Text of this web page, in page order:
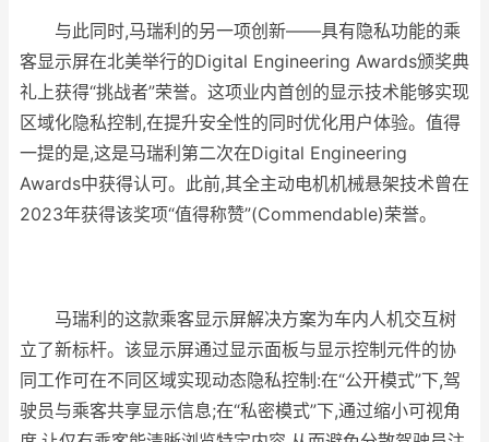
与此同时,马瑞利的另一项创新——具有隐私功能的乘
客显示屏在北美举行的Digital Engineering Awards颁奖典
礼上获得“挑战者”荣誉。这项业内首创的显示技术能够实现
区域化隐私控制,在提升安全性的同时优化用户体验。值得
一提的是,这是马瑞利第二次在Digital Engineering
Awards中获得认可。此前,其全主动电机机械悬架技术曾在
2023年获得该奖项“值得称赞”(Commendable)荣誉。
马瑞利的这款乘客显示屏解决方案为车内人机交互树
立了新标杆。该显示屏通过显示面板与显示控制元件的协
同工作可在不同区域实现动态隐私控制:在“公开模式”下,驾
驶员与乘客共享显示信息;在“私密模式”下,通过缩小可视角